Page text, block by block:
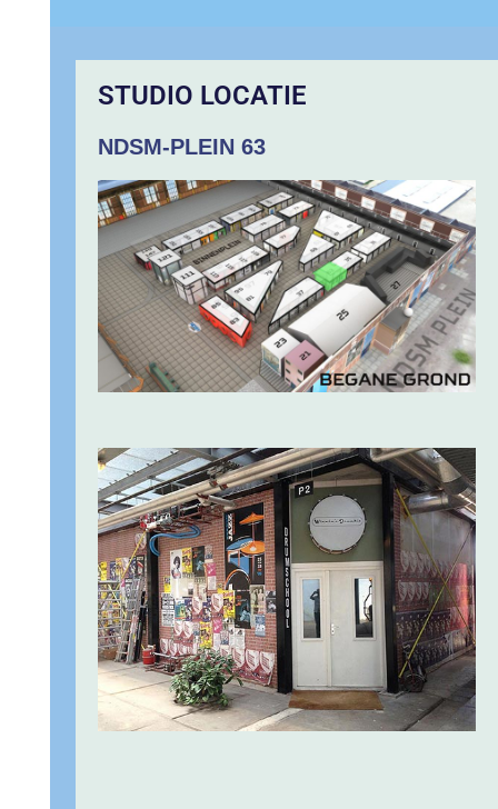
STUDIO LOCATIE
NDSM-PLEIN 63